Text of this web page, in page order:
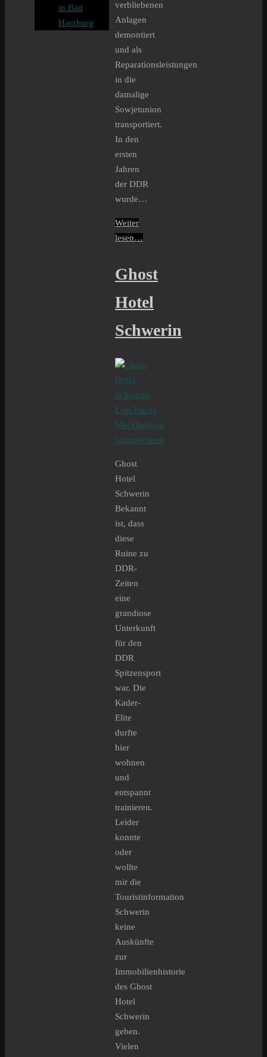
verbliebenen
Anlagen
demontiert
und als
Reparationsleistungen
in die
damalige
Sowjetunion
transportiert.
In den
ersten
Jahren
der DDR
wurde…
Weiter
lesen…
Ghost
Hotel
Schwerin
Ghost
Hotel
Schwerin
Bekannt
ist, dass
diese
Ruine zu
DDR-
Zeiten
eine
grandiose
Unterkunft
für den
DDR
Spitzensport
war. Die
Kader-
Elite
durfte
hier
wohnen
und
entspannt
trainieren.
Leider
konnte
oder
wollte
mir die
Touristinformation
Schwerin
keine
Auskünfte
zur
Immobilienhistorie
des Ghost
Hotel
Schwerin
geben.
Vielen
in Bad
Harzburg